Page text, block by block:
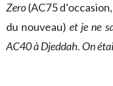
Zero(AC75
du nouveau) et je ne
AC40 à Djeddah. On